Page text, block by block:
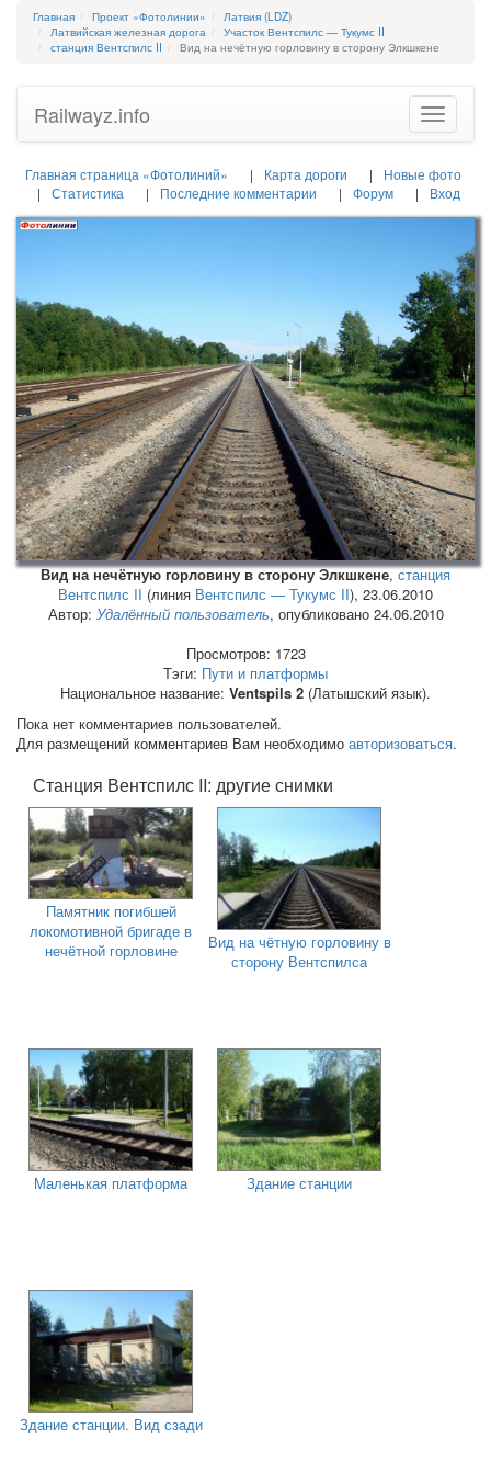
Главная Проект «Фотолинии»
Латвия (LDZ)
Латвийская железная дорога
Участок Вентспилс — Тукумс II
станция Вентспилс II
Вид на нечётную горловину в сторону Элкшкене
Toggle
Railwayz.info
Главная страница «Фотолиний» Карта дороги
Новые фото
Статистика
Последние комментарии Форум Вход
Вид на нечётную горловину в сторону Элкшкене,станция
Вентспилс II (линия Вентспилс — Тукумс II), 23.06.2010
Автор: Удалённый пользователь, опубликовано 24.06.2010
Просмотров: 1723
Тэги: Пути и платформы
Национальное название: Ventspils 2 (Латышский язык).
Пока нет комментариев пользователей.
Для размещений комментариев Вам необходимо авторизоваться.
Станция Вентспилс II: другие снимки
Памятник погибшей
локомотивной бригаде в
нечётной горловине
Вид на чётную горловину в
сторону Вентспилса
Маленькая платформа Здание станции
Здание станции. Вид сзади